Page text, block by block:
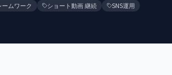
ムワーク ショート動画 継続 SNS運用